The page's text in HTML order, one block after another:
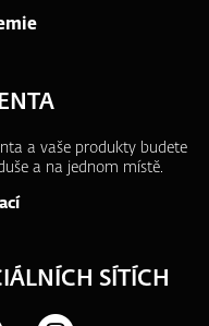
a vaše produkty budete
a na jednom místě.
SÍTÍCH